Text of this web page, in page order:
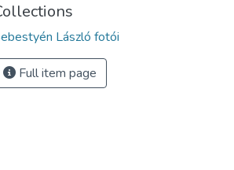
László fotói
Full item page